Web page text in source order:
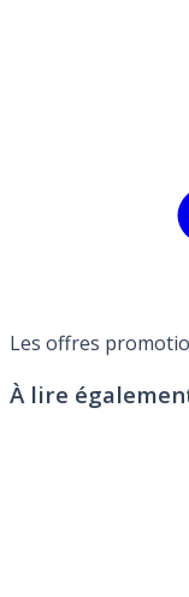
Les offres
À lire